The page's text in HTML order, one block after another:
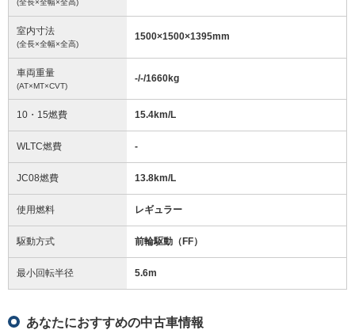
室内寸法
(全長×全幅×全高)
1500×1500×1395mm
車両重量
(AT×MT×CVT)
-/-/1660kg
10・15燃費 15.4km/L
WLTC燃費 -
JC08燃費 13.8km/L
使用燃料 レギュラー
駆動方式 前輪駆動（FF）
最小回転半径 5.6m
あなたにおすすめの中古車情報